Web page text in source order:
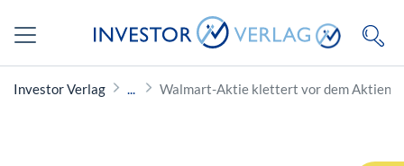
Investor Verlag Walmart-Aktie klettert vor dem